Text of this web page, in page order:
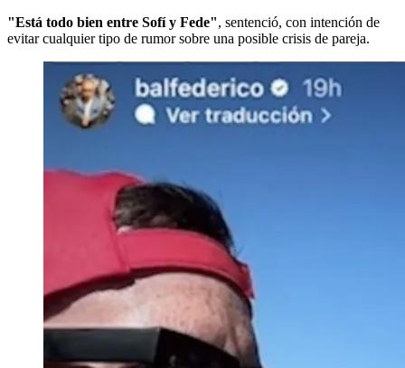
"Está todo bien entre Sofí y Fede", sentenció, con intención de
evitar cualquier tipo de rumor sobre una posible crisis de pareja.